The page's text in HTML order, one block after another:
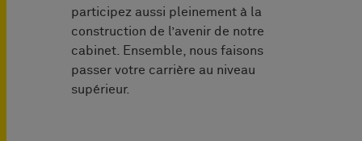
participez aussi pleinement à la
construction de l’avenir de notre
cabinet. Ensemble, nous faisons
passer votre carrière au niveau
supérieur.